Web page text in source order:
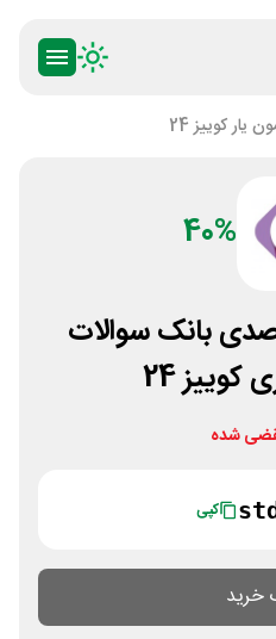
یار کوییز 24
40%
40 درصدی بانک سوالات
24
شده
کپی
خرید